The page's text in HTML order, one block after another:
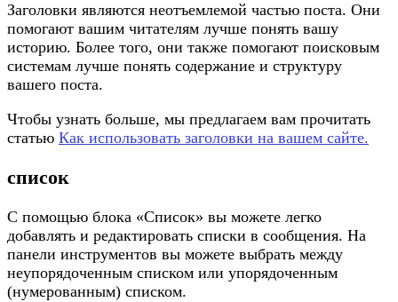
Заголовки являются неотъемлемой частью поста. Они
помогают вашим читателям лучше понять вашу
историю. Более того, они также помогают поисковым
системам лучше понять содержание и структуру
вашего поста.
Чтобы узнать больше, мы предлагаем вам прочитать
статью Как использовать заголовки на вашем сайте.
список
С помощью блока «Список» вы можете легко
добавлять и редактировать списки в сообщения. На
панели инструментов вы можете выбрать между
неупорядоченным списком или упорядоченным
(нумерованным) списком.